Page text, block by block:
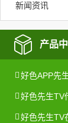
新闻资讯
产品
好色APP先
好色先生TV
好色先生TV